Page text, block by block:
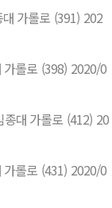
가롤로 (391) 202
가롤로 (398) 2020/0
종대 가롤로 (412) 20
가롤로 (431) 2020/0